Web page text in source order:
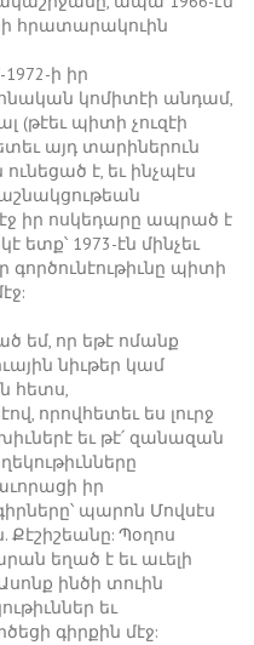
հրատարակուին
ի իր
կոմիտէի անդամ,
(թէեւ պիտի չուզէի
այդ տարիներուն
է, եւ ինչպէս
իր ոսկեդարը ապրած է
ետք՝ 1973-էն մինչեւ
գործունէութիւնը պիտի
եմ, որ եթէ ոմանք
նիւթեր կամ
հետս,
որովհետեւ ես լուրջ
եւ թէ՛ զանազան
իր
պարոն Մովսէս
Քէշիշեանը: Պօղոս
եղած է եւ աւելի
ինծի տուին
եւ
գիրքին մէջ: